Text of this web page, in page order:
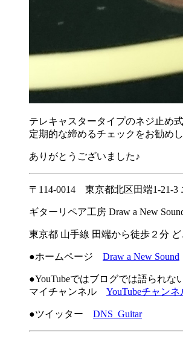
テレキャスタータイプのネジ止め
定期的な締めるチェックをお勧めし
ありがとうございました♪
〒114-0014 東京都北区田端1-21-3
ギターリペア工房 Draw a New
東京都 山手線 田端から徒歩２分
●ホームページ Draw a New Sound
●YouTubeではブログでは語られ
マイチャンネル YouTubeチャンネ
●ツイッター DNS_Guitar